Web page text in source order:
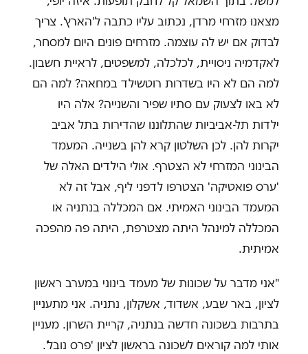
מצאנו מזרחי מרדן, נכתוב עליו כתבה ל'הארץ'. צריך
לבדוק אם יש לה עוצמה. מזרחים פונים היום למסחר,
לאקדמיה ניסויית, לכלכלה, למשפטים, לראיית חשבון.
למה הם לא היו בשדרות רוטשילד במחאה? למה הם
לא באו לצעוק עם סתיו שפיר והשנייה? אלה היו
ילדות תל-אביביות שהתלוננו שהדירות בתל אביב
יקרות להן. לכן השלטון קרא להן בשנייה. המעמד
הבינוני המזרחי לא הצטרף. אולי הילדים האלה של
'ערס פואטיקה' הצטרפו לדפני ליף, אבל זה לא
המעמד הבינוני האמיתי. אם המכללה בנתניה או
המכללה למינהל היתה מצטרפת, היתה פה מהפכה
אמיתית.
"אני מדבר על שכונות של מעמד בינוני במערב ראשון
לציון, באר שבע, אשדוד, אשקלון, נתניה. אני מתעניין
בתרבות בשכונה חדשה בנתניה, קריית השרון. מעניין
אותי למה קוראים לשכונה בראשון לציון 'פרס נובל'.